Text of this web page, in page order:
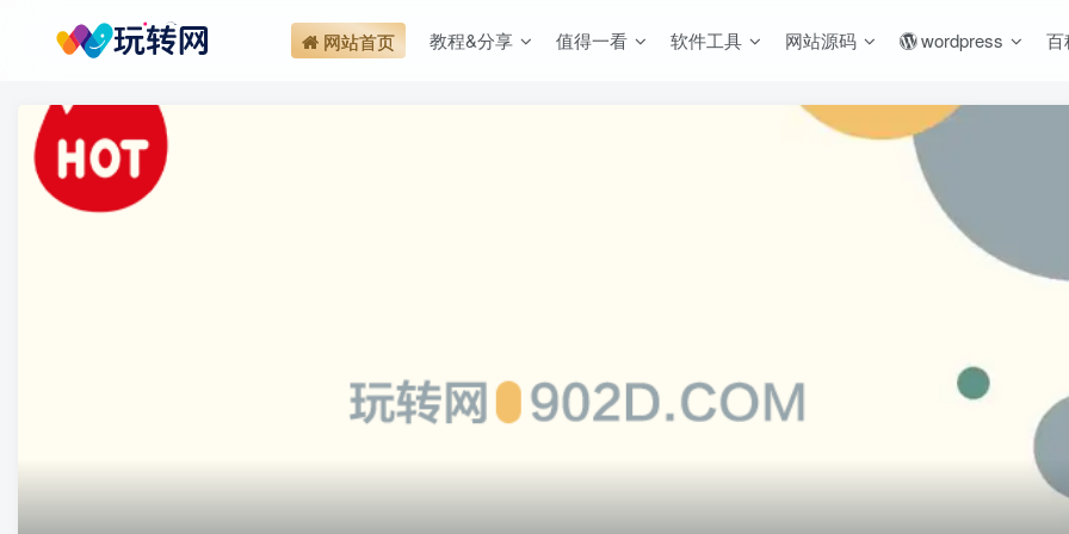
网站首页 教程&分享 值得一看 软件工具 网站源码 wordpress 百